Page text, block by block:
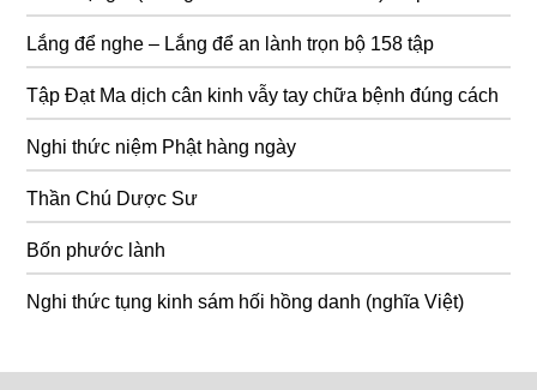
Lắng để nghe – Lắng để an lành trọn bộ 158 tập
Tập Đạt Ma dịch cân kinh vẫy tay chữa bệnh đúng cách
Nghi thức niệm Phật hàng ngày
Thần Chú Dược Sư
Bốn phước lành
Nghi thức tụng kinh sám hối hồng danh (nghĩa Việt)